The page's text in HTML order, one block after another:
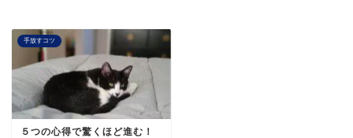
手放すコツ
５つの心得で驚くほど進む！